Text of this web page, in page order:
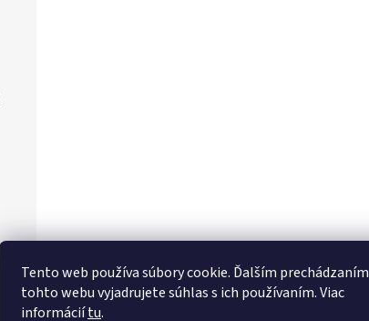
Tento web používa súbory cookie. Ďalším prechádzaním
tohto webu vyjadrujete súhlas s ich používaním. Viac
informáciítu.